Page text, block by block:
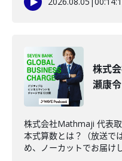
株式
瀬康
株式会社Mathmaji 代表
本式算数とは？（放送で
め、ノーカットでお届け